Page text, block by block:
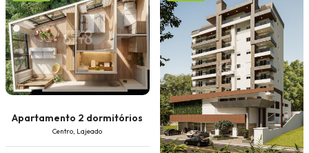
Apartamento 2 dormitórios
Centro, Lajeado